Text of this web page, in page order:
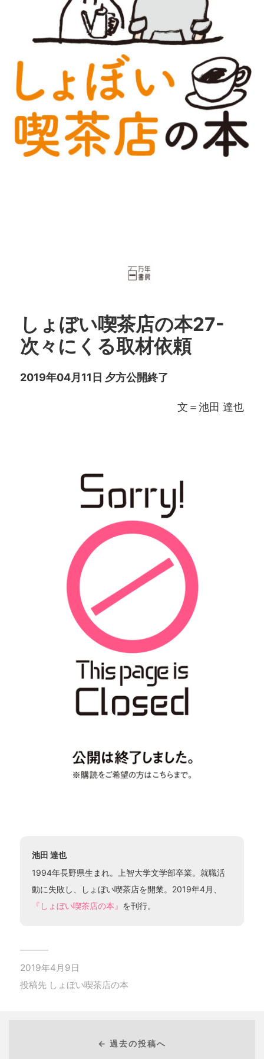
しょぼい喫茶店の本27-
次々にくる取材依頼
2019年04月11日 夕方公開終了
文＝池田 達也
池田 達也
1994年長野県生まれ。上智大学文学部卒業。就職活
動に失敗し、しょぼい喫茶店を開業。2019年4月、
『しょぼい喫茶店の本』 を刊行。
2019年4月9日
投稿先 しょぼい喫茶店の本
← 過去の投稿へ